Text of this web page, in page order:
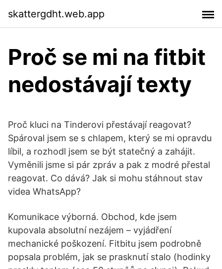
skattergdht.web.app
Proč se mi na fitbit
nedostávají texty
Proč kluci na Tinderovi přestávají reagovat?
Spároval jsem se s chlapem, který se mi opravdu
líbil, a rozhodl jsem se být statečný a zahájit.
Vyměnili jsme si pár zpráv a pak z modré přestal
reagovat. Co dává? Jak si mohu stáhnout stav
videa WhatsApp?
Komunikace výborná. Obchod, kde jsem
kupovala absolutní nezájem – vyjádření
mechanické poškození. Fitbitu jsem podrobně
popsala problém, jak se prasknutí stalo (hodinky